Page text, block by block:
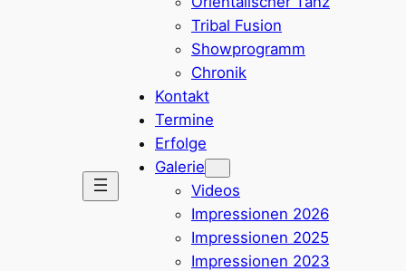
Tribal Fusion
Showprogramm
Chronik
Kontakt
Termine
Erfolge
Galerie
Videos
Impressionen 2026
Impressionen 2025
Impressionen 2023